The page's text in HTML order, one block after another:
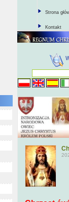
Strona
Kontakt